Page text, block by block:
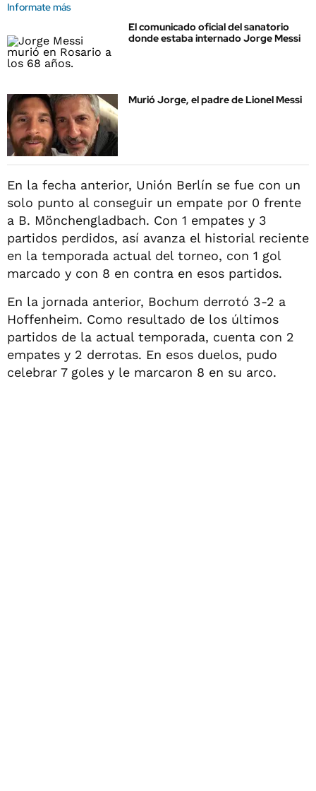
Informate más
El comunicado oficial del sanatorio
donde estaba internado Jorge Messi
Murió Jorge, el padre de Lionel Messi
En la fecha anterior, Unión Berlín se fue con un
solo punto al conseguir un empate por 0 frente
a B. Mönchengladbach. Con 1 empates y 3
partidos perdidos, así avanza el historial reciente
en la temporada actual del torneo, con 1 gol
marcado y con 8 en contra en esos partidos.
En la jornada anterior, Bochum derrotó 3-2 a
Hoffenheim. Como resultado de los últimos
partidos de la actual temporada, cuenta con 2
empates y 2 derrotas. En esos duelos, pudo
celebrar 7 goles y le marcaron 8 en su arco.